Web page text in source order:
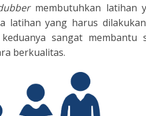
membutuhkan latihan
latihan yang harus
sangat membantu
berkualitas.